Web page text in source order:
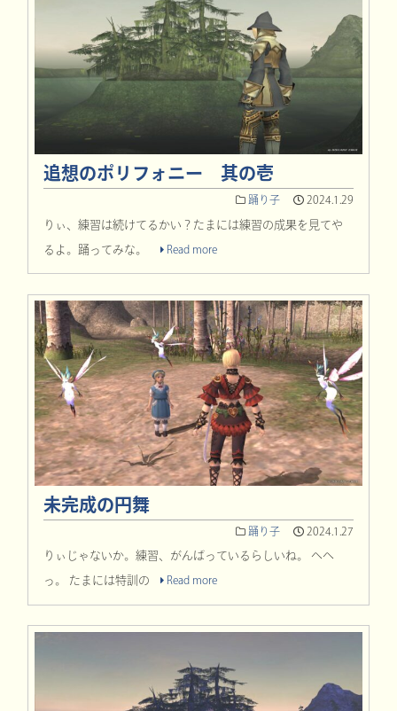
追想のポリフォニー 其の壱
踊り子 2024.1.29
りぃ、練習は続けてるかい？たまには練習の成果を見てや
るよ。踊ってみな。 Read more
未完成の円舞
踊り子 2024.1.27
りぃじゃないか。練習、がんばっているらしいね。 へへ
っ。 たまには特訓の Read more